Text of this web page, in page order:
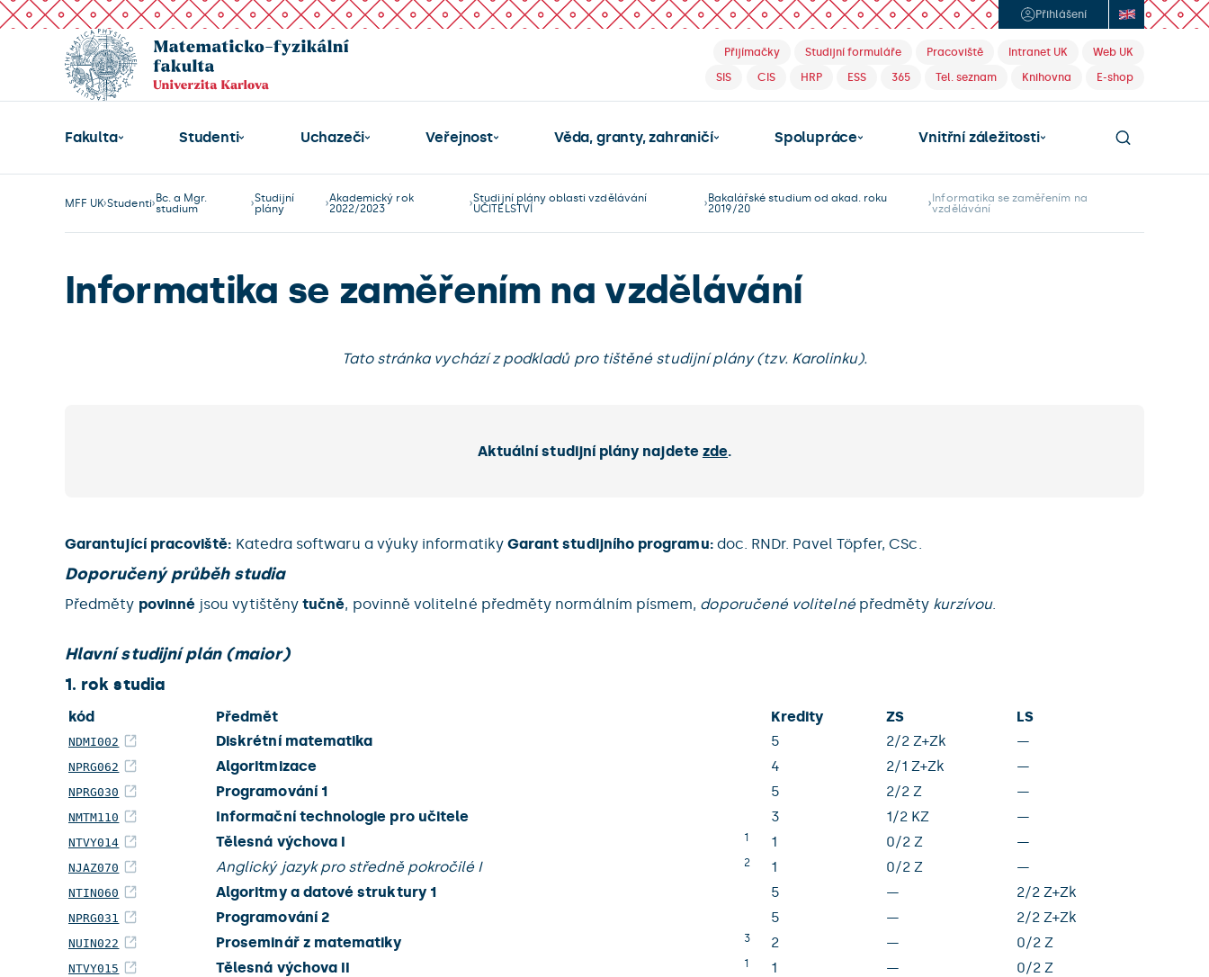
Přihlášení
Přijímačky Studijní formuláře Pracoviště Intranet UK
Web UK
SIS
CIS HRP ESS 365 Tel. seznam Knihovna E-shop
Fakulta Studenti Uchazeči Veřejnost Věda, granty, zahraničí Spolupráce Vnitřní záležitosti
MFF UK Studenti Bc. a Mgr.
studium
Studijní
plány
Akademický rok
2022/2023
Studijní plány oblasti vzdělávání
UČITELSTVÍ
Bakalářské studium od akad. roku
2019/20
Informatika se zaměřením na
vzdělávání
Informatika se zaměřením na vzdělávání
Tato stránka vychází z podkladů pro tištěné studijní plány (tzv. Karolinku).
Aktuální studijní plány najdete zde.
Garantující pracoviště: Katedra softwaru a výuky informatiky Garant studijního programu:doc. RNDr. Pavel Töpfer, CSc.
Doporučený průběh studia
Předměty povinné jsou vytištěnytučně, povinně volitelné předměty normálním písmem, doporučené volitelnépředměty kurzívou.
Hlavní studijní plán (maior)
1. rok studia
kód Předmět Kredity ZS LS
NDMI002 Diskrétní matematika 5 2/2 Z+Zk —
NPRG062 Algoritmizace 4 2/1 Z+Zk —
NPRG030 Programování 1 5 2/2 Z —
NMTM110 Informační technologie pro učitele 3 1/2 KZ —
NTVY014 Tělesná výchova I 1 1 0/2 Z —
NJAZ070 Anglický jazyk pro středně pokročilé I 2 1 0/2 Z —
NTIN060 Algoritmy a datové struktury 1 5 — 2/2 Z+Zk
NPRG031 Programování 2 5 — 2/2 Z+Zk
NUIN022 Proseminář z matematiky 3 2 — 0/2 Z
NTVY015 Tělesná výchova II 1 1 — 0/2 Z